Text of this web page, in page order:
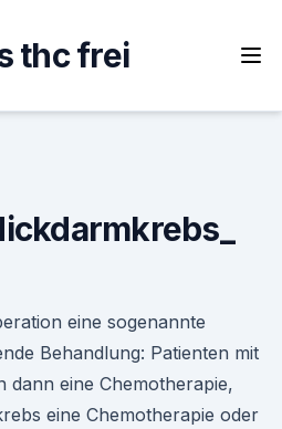
thc frei
eine sogenannte
Behandlung: Patienten mit
dann eine Chemotherapie,
eine Chemotherapie oder